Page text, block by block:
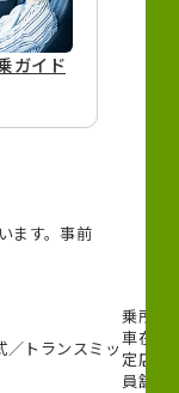
ガイド
ます。事前
／トランスミッ
乗
車
定
員
所
在
店
舗